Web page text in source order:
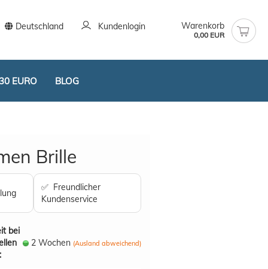
Deutschland Kundenlogin Warenkorb
0,00 EUR
EURO BLOG
Brille
✅ Freundlicher
Kundenservice
bei
2 Wochen (Ausland abweichend)